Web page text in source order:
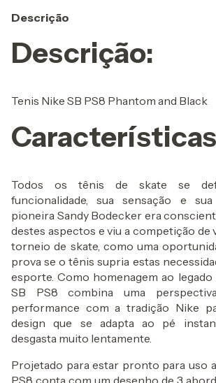
Descrição
Descrição:
Tenis Nike SB PS8 Phantom and Black
Todos os tênis de skate se
funcionalidade, sua sensação e
pioneira Sandy Bodecker era
destes aspectos e viu a competição de
torneio de skate, como uma
prova se o tênis supria estas
esporte. Como homenagem ao legado
SB PS8 combina uma
performance com a tradição Nike
design que se adapta ao pé
desgasta muito lentamente.
Projetado para estar pronto para uso